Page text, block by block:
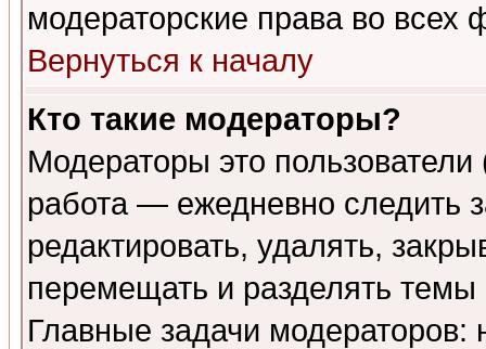
модераторские права во всех
Вернуться к началу
Кто такие модераторы?
Модераторы это
работа — ежедневно следить
редактировать, удалять,
перемещать и разделять
Главные задачи